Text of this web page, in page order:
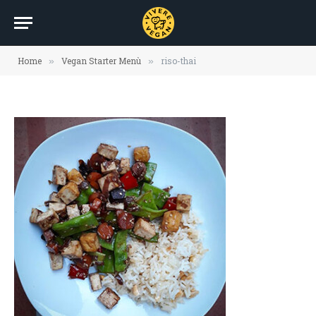
Home » Vegan Starter Menù » riso-thai